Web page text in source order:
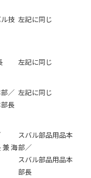
技 左記に同じ
左記に同じ
／
長
左記に同じ
兼 海
スバル部品用品本
部／
スバル部品用品本
部長